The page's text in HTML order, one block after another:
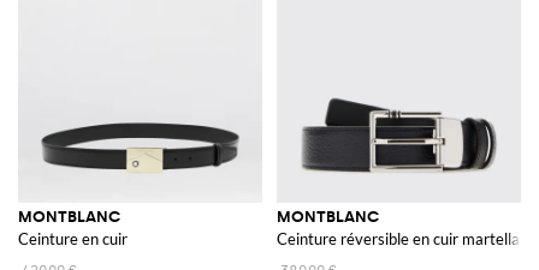
MONTBLANC
Ceinture en cuir
MONTBLANC
Ceinture réversible en cuir martellato